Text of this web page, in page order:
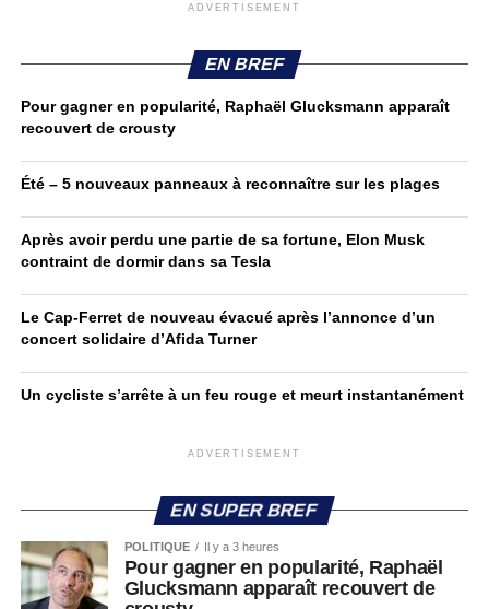
ADVERTISEMENT
EN BREF
Pour gagner en popularité, Raphaël Glucksmann apparaît
recouvert de crousty
Été – 5 nouveaux panneaux à reconnaître sur les plages
Après avoir perdu une partie de sa fortune, Elon Musk
contraint de dormir dans sa Tesla
Le Cap-Ferret de nouveau évacué après l’annonce d’un
concert solidaire d’Afida Turner
Un cycliste s’arrête à un feu rouge et meurt instantanément
ADVERTISEMENT
EN SUPER BREF
POLITIQUE Il y a 3 heures
Pour gagner en popularité, Raphaël
Glucksmann apparaît recouvert de